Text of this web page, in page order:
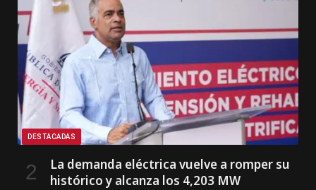
DESTACADAS
La demanda eléctrica vuelve a romper su
histórico y alcanza los 4,203 MW